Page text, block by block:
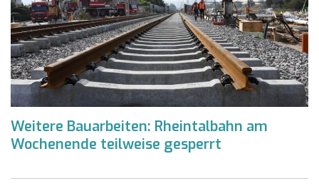
Weitere Bauarbeiten: Rheintalbahn am
Wochenende teilweise gesperrt